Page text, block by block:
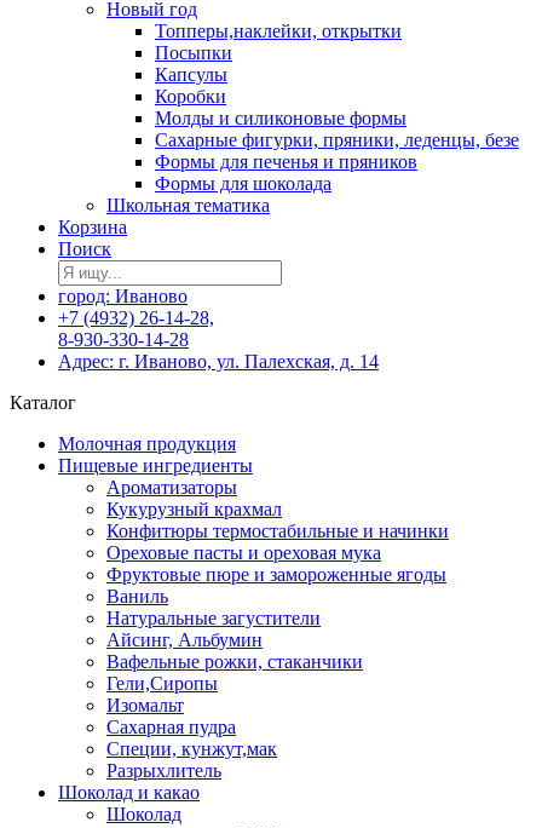
Новый год
Топперы,наклейки, открытки
Посыпки
Капсулы
Коробки
Молды и силиконовые формы
Сахарные фигурки, пряники, леденцы, безе
Формы для печенья и пряников
Формы для шоколада
Школьная тематика
Корзина
Поиск
город: Иваново
+7 (4932) 26-14-28,
8-930-330-14-28
Адрес: г. Иваново, ул. Палехская, д. 14
Каталог
Молочная продукция
Пищевые ингредиенты
Ароматизаторы
Кукурузный крахмал
Конфитюры термостабильные и начинки
Ореховые пасты и ореховая мука
Фруктовые пюре и замороженные ягоды
Ваниль
Натуральные загустители
Айсинг, Альбумин
Вафельные рожки, стаканчики
Гели,Сиропы
Изомальт
Сахарная пудра
Специи, кунжут,мак
Разрыхлитель
Шоколад и какао
Шоколад